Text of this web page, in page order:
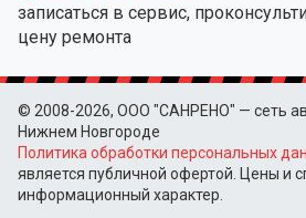
записаться в сервис,
цену ремонта
© 2008-2026, ООО "САНРЕНО" — сеть
Нижнем Новгороде
Политика обработки персональных
является публичной офертой. Цены и
информационный характер.